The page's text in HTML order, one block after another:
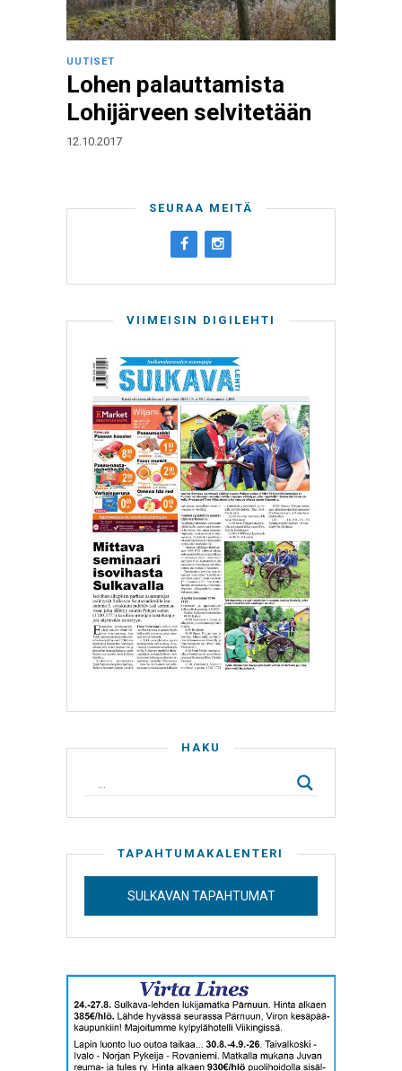
UUTISET
Lohen palauttamista
Lohijärveen selvitetään
12.10.2017
SEURAA MEITÄ
VIIMEISIN DIGILEHTI
HAKU
TAPAHTUMAKALENTERI
SULKAVAN TAPAHTUMAT